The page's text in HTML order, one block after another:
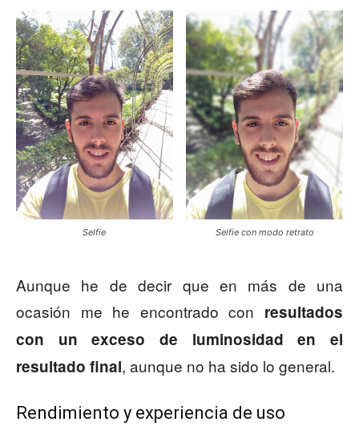
Selfie Selfie con modo retrato
Aunque he de decir que en más de una
ocasión me he encontrado con resultados
con un exceso de luminosidad en el
resultado final, aunque no ha sido lo general.
Rendimiento y experiencia de uso